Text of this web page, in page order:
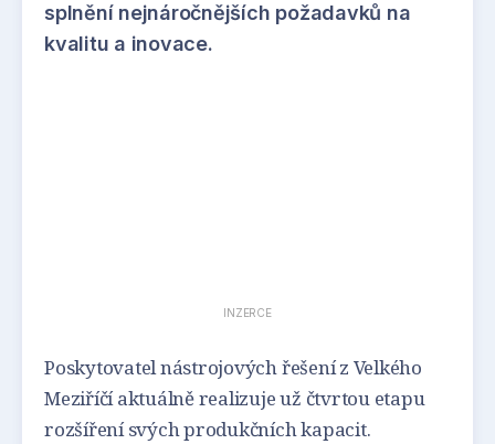
splnění nejnáročnějších požadavků na
kvalitu a inovace.
INZERCE
Poskytovatel nástrojových řešení z Velkého
Meziříčí aktuálně realizuje už čtvrtou etapu
rozšíření svých produkčních kapacit.